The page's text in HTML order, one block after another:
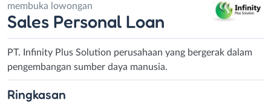
membuka lowongan
Sales Personal Loan
PT. Infinity Plus Solution perusahaan yang bergerak dalam
pengembangan sumber daya manusia.
Ringkasan